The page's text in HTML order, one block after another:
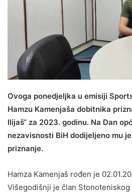
Ovoga ponedjeljka u emisiji
Hamzu Kamenjaša dobitnika
Ilijaš“ za 2023. godinu. Na Dan
nezavisnosti BiH dodijeljeno mu
priznanje.
Hamza Kamenjaš rođen je
Višegodišnji je član Stonoteniskog